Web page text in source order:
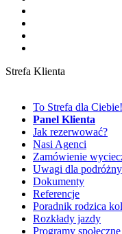
Strefa Klienta
To Strefa dla Ciebie!
Panel Klienta
Jak rezerwować?
Nasi Agenci
Zamówienie
Uwagi dla
Dokumenty
Referencje
Poradnik rodzica
Rozkłady jazdy
Programy społeczne